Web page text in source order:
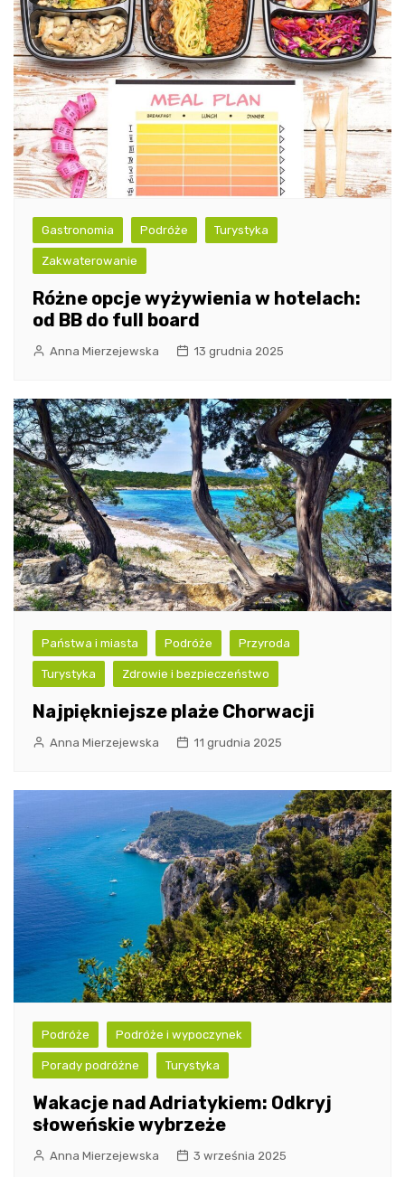
Gastronomia Podróże Turystyka
Zakwaterowanie
Różne opcje wyżywienia w hotelach:
od BB do full board
Anna Mierzejewska 13 grudnia 2025
Państwa i miasta Podróże Przyroda
Turystyka Zdrowie i bezpieczeństwo
Najpiękniejsze plaże Chorwacji
Anna Mierzejewska 11 grudnia 2025
Podróże Podróże i wypoczynek
Porady podróżne Turystyka
Wakacje nad Adriatykiem: Odkryj
słoweńskie wybrzeże
Anna Mierzejewska 3 września 2025